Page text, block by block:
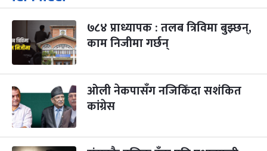
३
मंगल
महानवमी
कार्तिक ३, २०८३-Oct 20, 2026
२ महिना बाँकी
४
कार्तिक ४, २०८३ Oct 21, 2026
५
बिहि
पापा‌ङ्कुशा एकादशी व्रत
कार्तिक ५, २०८३
७८४ प्राध्यापक : तलब त्रिविमा बुझ्छन्,
काम निजीमा गर्छन्
ओली नेकपासँग नजिकिँदा सशंकित
कांग्रेस